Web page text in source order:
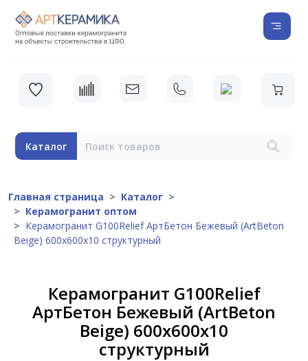
Каталог
Главная страница
Каталог
Керамогранит оптом
Керамогранит G100Relief АртБетон Бежевый (ArtBeton
Beige) 600x600х10 структурный
Керамогранит G100Relief
АртБетон Бежевый (ArtBeton
Beige) 600x600х10
структурный